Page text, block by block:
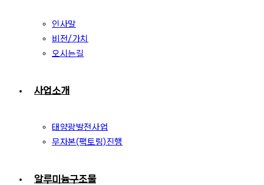
인사말
비전/가치
오시는길
사업소개
태양광발전사업
무자본(팩토링)진행
알루미늄구조물